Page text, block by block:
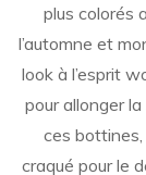
plus colorés
l’automne et
look à l’esprit
pour allonger
ces bottines,
craqué pour le